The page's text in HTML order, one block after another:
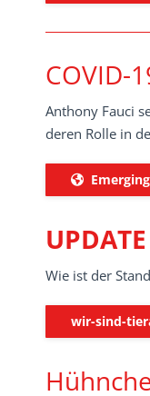
COVID-
Anthony Fauci
deren Rolle in
UPDATE
Wie ist der
wir-sind-